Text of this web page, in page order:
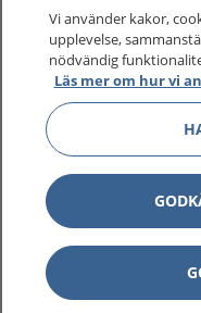
På 1177.se får du
sjukdomar och vilka
Logga in för att läsa
vårdärenden. Ring
sjukvårdsrådgivning
1177 ger dig råd när
1177 på flera språk
Vi använder kakor,
upplevelse,
nödvändig
Läs mer om hur vi